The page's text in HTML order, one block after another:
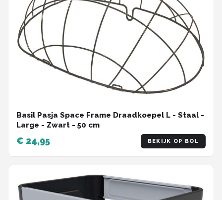
Basil Pasja Space Frame Draadkoepel L - Staal -
Large - Zwart - 50 cm
€ 24,95 BEKIJK OP BOL